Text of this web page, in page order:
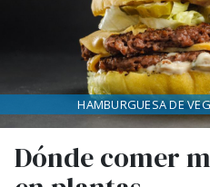
Dónde comer
HAMBURGUESA DE